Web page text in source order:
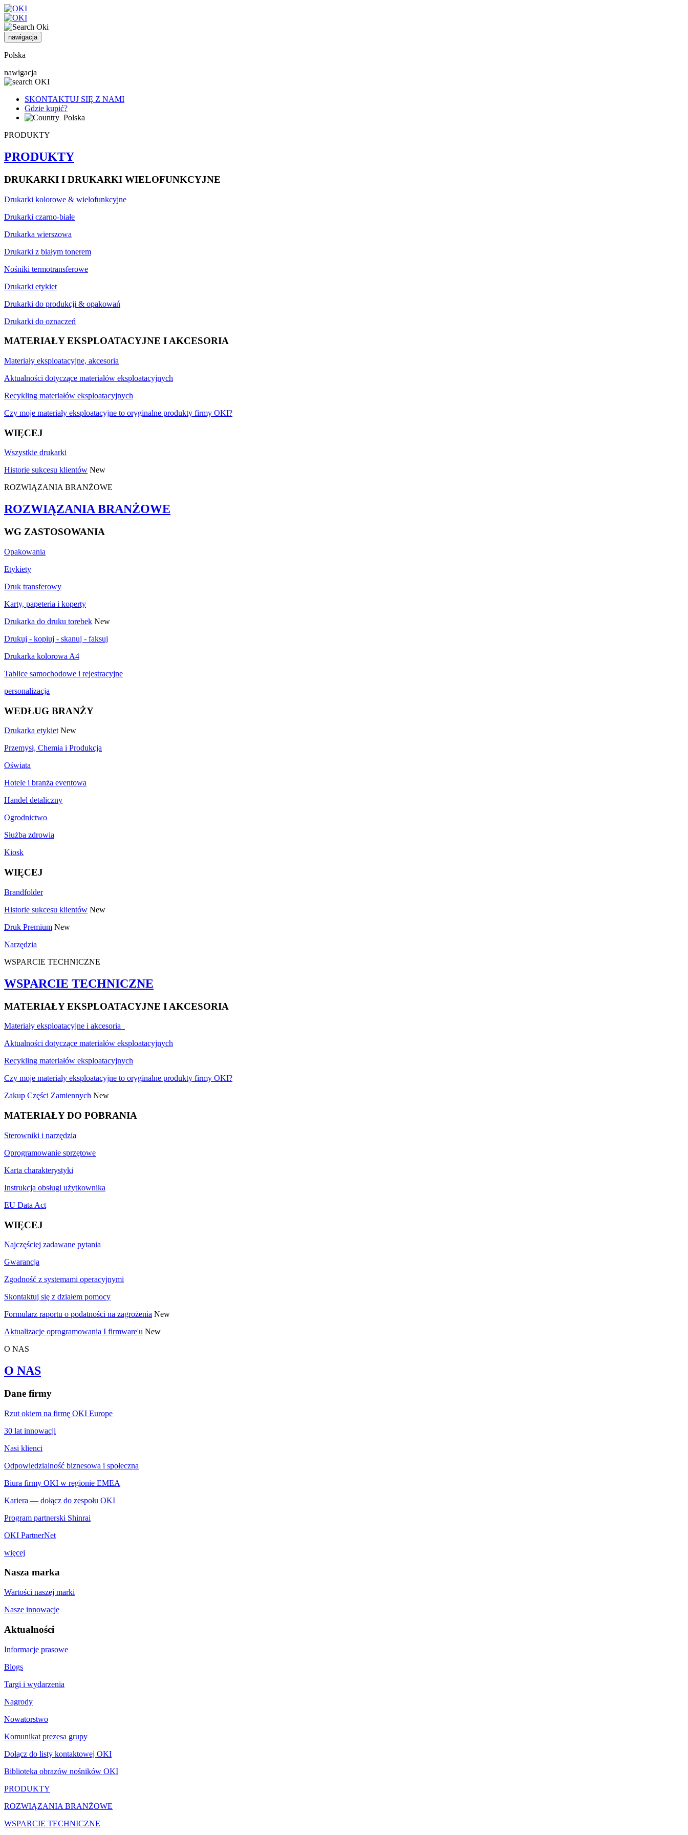
nawigacja
Polska
nawigacja
SKONTAKTUJ SIĘ Z NAMI
Gdzie kupić?
Polska
PRODUKTY
PRODUKTY
DRUKARKI I DRUKARKI WIELOFUNKCYJNE
Drukarki kolorowe & wielofunkcyjne
Drukarki czarno-białe
Drukarka wierszowa
Drukarki z białym tonerem
Nośniki termotransferowe
Drukarki etykiet
Drukarki do produkcji & opakowań
Drukarki do oznaczeń
MATERIAŁY EKSPLOATACYJNE I AKCESORIA
Materiały eksploatacyjne, akcesoria
Aktualności dotyczące materiałów eksploatacyjnych
Recykling materiałów eksploatacyjnych
Czy moje materiały eksploatacyjne to oryginalne produkty firmy OKI?
WIĘCEJ
Wszystkie drukarki
Historie sukcesu klientów New
ROZWIĄZANIA BRANŻOWE
ROZWIĄZANIA BRANŻOWE
WG ZASTOSOWANIA
Opakowania
Etykiety
Druk transferowy
Karty, papeteria i koperty
Drukarka do druku torebek New
Drukuj - kopiuj - skanuj - faksuj
Drukarka kolorowa A4
Tablice samochodowe i rejestracyjne
personalizacja
WEDŁUG BRANŻY
Drukarka etykiet New
Przemysł, Chemia i Produkcja
Oświata
Hotele i branża eventowa
Handel detaliczny
Ogrodnictwo
Służba zdrowia
Kiosk
WIĘCEJ
Brandfolder
Historie sukcesu klientów New
Druk Premium New
Narzędzia
WSPARCIE TECHNICZNE
WSPARCIE TECHNICZNE
MATERIAŁY EKSPLOATACYJNE I AKCESORIA
Materiały eksploatacyjne i akcesoria
Aktualności dotyczące materiałów eksploatacyjnych
Recykling materiałów eksploatacyjnych
Czy moje materiały eksploatacyjne to oryginalne produkty firmy OKI?
Zakup Części Zamiennych New
MATERIAŁY DO POBRANIA
Sterowniki i narzędzia
Oprogramowanie sprzętowe
Karta charakterystyki
Instrukcja obsługi użytkownika
EU Data Act
WIĘCEJ
Najczęściej zadawane pytania
Gwarancja
Zgodność z systemami operacyjnymi
Skontaktuj się z działem pomocy
Formularz raportu o podatności na zagrożenia New
Aktualizacje oprogramowania I firmware'u New
O NAS
O NAS
Dane firmy
Rzut okiem na firmę OKI Europe
30 lat innowacji
Nasi klienci
Odpowiedzialność biznesowa i społeczna
Biura firmy OKI w regionie EMEA
Kariera — dołącz do zespołu OKI
Program partnerski Shinrai
OKI PartnerNet
więcej
Nasza marka
Wartości naszej marki
Nasze innowacje
Aktualności
Informacje prasowe
Blogs
Targi i wydarzenia
Nagrody
Nowatorstwo
Komunikat prezesa grupy
Dołącz do listy kontaktowej OKI
Biblioteka obrazów nośników OKI
PRODUKTY
ROZWIĄZANIA BRANŻOWE
WSPARCIE TECHNICZNE